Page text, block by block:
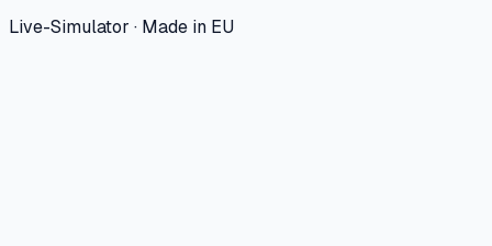
Live-Simulator · Made in EU